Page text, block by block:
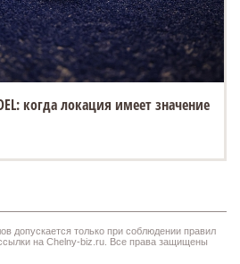
когда локация имеет значение
допускается только при соблюдении правил
на Chelny-biz.ru. Все права защищены